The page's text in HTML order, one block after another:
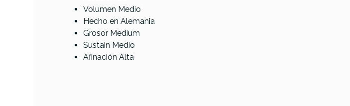
Volumen Medio
Hecho en Alemania
Grosor Medium
Sustain Medio
Afinación Alta